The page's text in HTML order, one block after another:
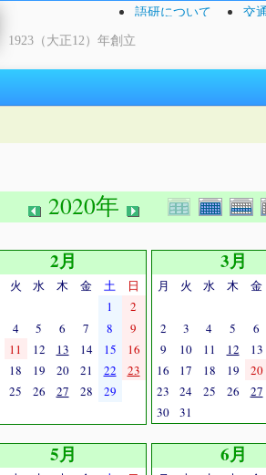
1923（大正12）年創立
語研について 交
2020年
2月
火 水 木 金 土
日
1
2
4 5 6 7 8
9
11 12 13 14 15
16
18 19 20 21 22
23
25 26 27 28 29
3月
月 火 水 木 金
2
3 4 5 6
9
10 11 12 13
16
17 18 19 20
23
24 25 26 27
30
31
5月 6月